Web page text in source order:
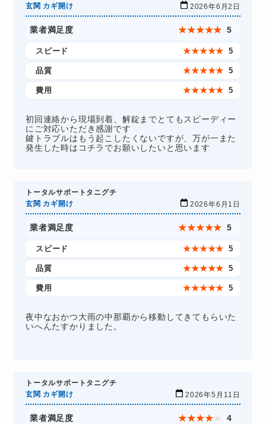
玄関 カギ開け
2026年6月2日
業者満足度 ★★★★★ 5
スピード ★★★★★ 5
品質 ★★★★★ 5
費用 ★★★★★ 5
初回連絡から現場到着、解錠までとてもスピーディー
にご対応いただき感謝です
鍵トラブルはもう起こしたくないですが、万が一また
発生した時はコチラでお願いしたいと思います
トータルサポートタニグチ
玄関 カギ開け
2026年6月1日
業者満足度 ★★★★★ 5
スピード ★★★★★ 5
品質 ★★★★★ 5
費用 ★★★★★ 5
夜中なおかつ大雨の中那覇から移動してきてもらいた
いへんたすかりました。
トータルサポートタニグチ
玄関 カギ開け
2026年5月11日
業者満足度 ★★★★★ 4